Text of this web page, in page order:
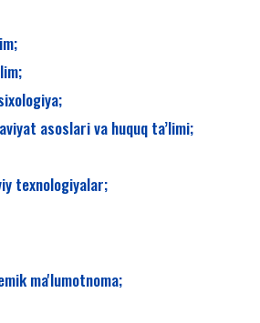
asoslari va huquq ta’limi;
texnologiyalar;
ma'lumotnoma;